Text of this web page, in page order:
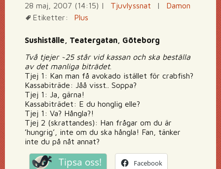
28 maj, 2007 (14:15) | Tjuvlyssnat |
Damon
Etiketter:
Plus
Sushiställe, Teatergatan, Göteborg
Två tjejer ~25 står vid kassan och ska beställa
av det manliga biträdet.
Tjej 1: Kan man få avokado istället för crabfish?
Kassabiträde: Jåå visst.. Soppa?
Tjej 1: Ja, gärna!
Kassabiträdet: E du honglig elle?
Tjej 1: Va? Hångla?!
Tjej 2 (skrattandes): Han frågar om du är
’hungrig’, inte om du ska hångla! Fan, tänker
inte du på nåt annat?
Tipsa oss! Facebook